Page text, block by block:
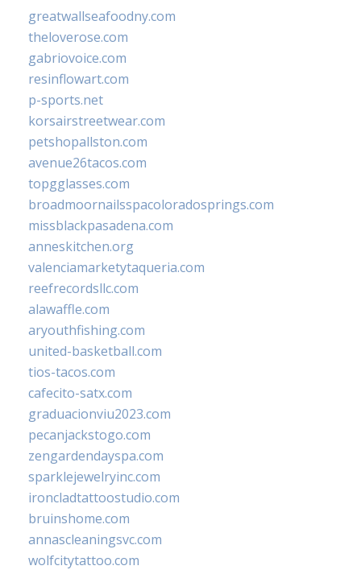
greatwallseafoodny.com
theloverose.com
gabriovoice.com
resinflowart.com
p-sports.net
korsairstreetwear.com
petshopallston.com
avenue26tacos.com
topgglasses.com
broadmoornailsspacoloradosprings.com
missblackpasadena.com
anneskitchen.org
valenciamarketytaqueria.com
reefrecordsllc.com
alawaffle.com
aryouthfishing.com
united-basketball.com
tios-tacos.com
cafecito-satx.com
graduacionviu2023.com
pecanjackstogo.com
zengardendayspa.com
sparklejewelryinc.com
ironcladtattoostudio.com
bruinshome.com
annascleaningsvc.com
wolfcitytattoo.com